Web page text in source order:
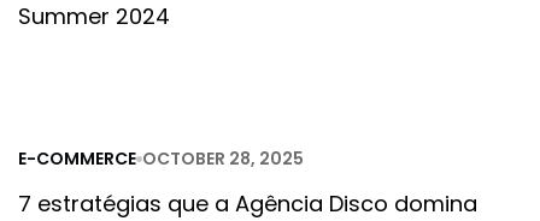
Summer 2024
E-COMMERCE OCTOBER 28, 2025
7 estratégias que a Agência Disco domina